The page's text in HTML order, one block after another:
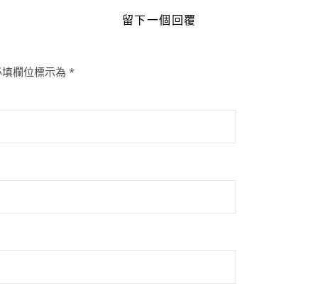
留下一個回覆
欄位標示為 *